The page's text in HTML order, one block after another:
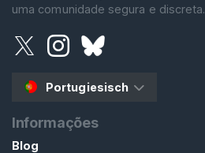
uma comunidade segura e discreta.
Portugiesisch
Informações
Blog
e
e
i
h
e